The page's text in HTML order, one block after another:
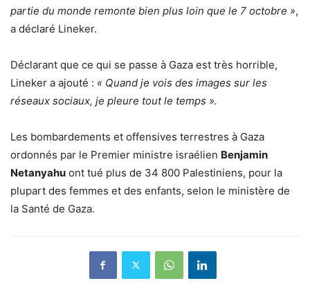
partie du monde remonte bien plus loin que le 7 octobre »,
a déclaré Lineker.
Déclarant que ce qui se passe à Gaza est très horrible,
Lineker a ajouté : « Quand je vois des images sur les
réseaux sociaux, je pleure tout le temps ».
Les bombardements et offensives terrestres à Gaza
ordonnés par le Premier ministre israélien Benjamin
Netanyahu ont tué plus de 34 800 Palestiniens, pour la
plupart des femmes et des enfants, selon le ministère de
la Santé de Gaza.